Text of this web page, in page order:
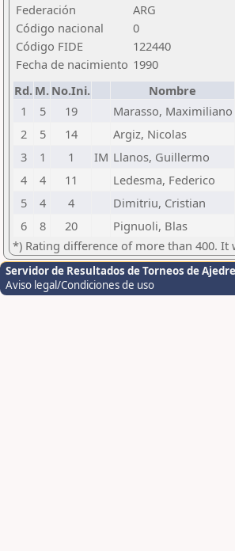
Federación
ARG
Código nacional
0
Código FIDE
122440
Fecha de nacimiento 1990
Rd. M. No.Ini. Nombre
1
5 19 Marasso, Maximiliano
2
5 14 Argiz, Nicolas
3
1 1 IM Llanos, Guillermo
4
4 11 Ledesma, Federico
5
4 4 Dimitriu, Cristian
6
8 20 Pignuoli, Blas
*) Rating difference of more than 400. It
Servidor de Resultados de Torneos de
Aviso legal/Condiciones de uso